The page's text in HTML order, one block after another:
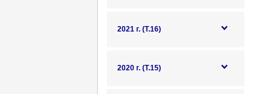
2021 г. (Т.16)
2020 г. (Т.15)